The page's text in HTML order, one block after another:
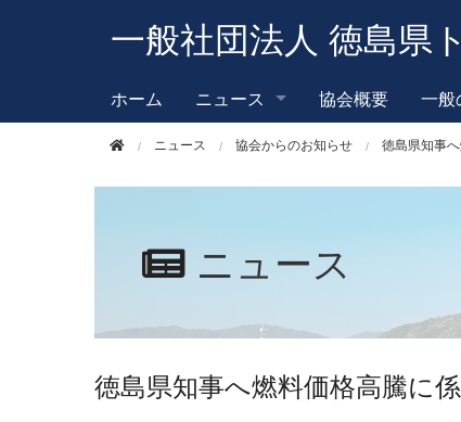
一般社団法人 徳島県
ホーム ニュース 協会概要 一般
ニュース 協会からのお知らせ 徳島県知事
ニュース
徳島県知事へ燃料価格高騰に